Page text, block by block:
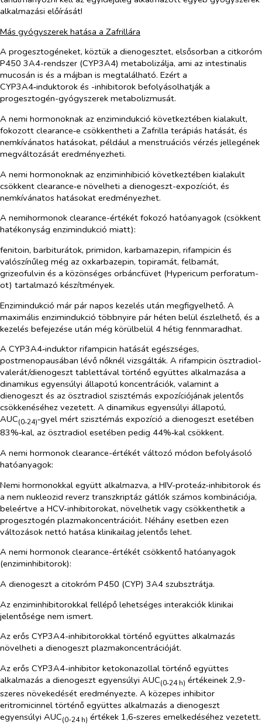
alkalmazási előírását!
Más gyógyszerek hatása a Zafrillára
A progesztogéneket, köztük a dienogesztet, elsősorban a citkoróm
P450 3A4-rendszer (CYP3A4) metabolizálja, ami az intestinalis
mucosán is és a májban is megtalálható. Ezért a
CYP3A4‑induktorok és -inhibitorok befolyásolhatják a
progesztogén-gyógyszerek metabolizmusát.
A nemi hormonoknak az enzimindukció következtében kialakult,
fokozott clearance‑e csökkentheti a Zafrilla terápiás hatását, és
nemkívánatos hatásokat, például a menstruációs vérzés jellegének
megváltozását eredményezheti.
A nemi hormonoknak az enziminhibició következtében kialakult
csökkent clearance‑e növelheti a dienogeszt-expozíciót, és
nemkívánatos hatásokat eredményezhet.
A nemihormonok clearance-értékét fokozó hatóanyagok (csökkent
hatékonyság enzimindukció miatt):
fenitoin, barbiturátok, primidon, karbamazepin, rifampicin és
valószínűleg még az oxkarbazepin, topiramát, felbamát,
grizeofulvin és a közönséges orbáncfüvet (Hypericum perforatum-
ot) tartalmazó készítmények.
Enzimindukció már pár napos kezelés után megfigyelhető. A
maximális enzimindukció többnyire pár héten belül észlelhető, és a
kezelés befejezése után még körülbelül 4 hétig fennmaradhat.
A CYP3A4‑induktor rifampicin hatását egészséges,
postmenopausában lévő nőknél vizsgálták. A rifampicin ösztradiol-
valerát/dienogeszt tablettával történő együttes alkalmazása a
dinamikus egyensúlyi állapotú koncentrációk, valamint a
dienogeszt és az ösztradiol szisztémás expozíciójának jelentős
csökkenéséhez vezetett. A dinamikus egyensúlyi állapotú,
AUC(0‑24)‑gyel mért szisztémás expozíció a dienogeszt esetében
83%‑kal, az ösztradiol esetében pedig 44%‑kal csökkent.
A nemi hormonok clearance-értékét változó módon befolyásoló
hatóanyagok:
Nemi hormonokkal együtt alkalmazva, a HIV-proteáz-inhibitorok és
a nem nukleozid reverz transzkriptáz gátlók számos kombinációja,
beleértve a HCV-inhibitorokat, növelhetik vagy csökkenthetik a
progesztogén plazmakoncentrációit. Néhány esetben ezen
változások nettó hatása klinikailag jelentős lehet.
A nemi hormonok clearance-értékét csökkentő hatóanyagok
(enziminhibitorok):
A dienogeszt a citokróm P450 (CYP) 3A4 szubsztrátja.
Az enziminhibitorokkal fellépő lehetséges interakciók klinikai
jelentősége nem ismert.
Az erős CYP3A4-inhibitorokkal történő együttes alkalmazás
növelheti a dienogeszt plazmakoncentrációját.
Az erős CYP3A4-inhibitor ketokonazollal történő együttes
alkalmazás a dienogeszt egyensúlyi AUC(0‑24 h) értékeinek 2,9-
szeres növekedését eredményezte. A közepes inhibitor
eritromicinnel történő együttes alkalmazás a dienogeszt
egyensúlyi AUC(0-24 h) értékek 1,6‑szeres emelkedéséhez vezetett.